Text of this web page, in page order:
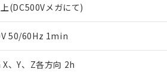
(DC500Vメガにて)
50/60Hz 1min
、Y、Z各方向 2h
書（当社基準）
点で非含有を証明するもので、過去に
タル酸エステル類４物質の対応では、
への在庫切替を完了していることから
。